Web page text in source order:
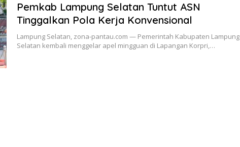
Pemkab Lampung Selatan Tuntut ASN
Tinggalkan Pola Kerja Konvensional
Lampung Selatan, zona-pantau.com — Pemerintah Kabupaten Lampung
Selatan kembali menggelar apel mingguan di Lapangan Korpri,…